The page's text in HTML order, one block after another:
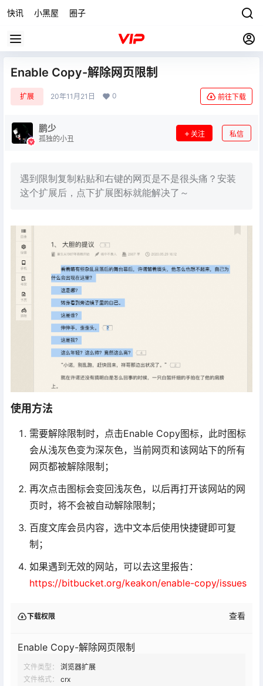
快讯 小黑屋 圈子
Enable Copy-解除网页限制
扩展 20年11月21日 0 前往下载
鹏少
孤独的小丑
关注 私信
遇到限制复制粘贴和右键的网页是不是很头痛？安装
这个扩展后，点下扩展图标就能解决了～
使用方法
需要解除限制时，点击Enable Copy图标，此时图标
会从浅灰色变为深灰色，当前网页和该网站下的所有
网页都被解除限制；
再次点击图标会变回浅灰色，以后再打开该网站的网
页时，将不会被自动解除限制；
百度文库会员内容，选中文本后使用快捷键即可复
制；
如果遇到无效的网站，可以去这里报告：
https://bitbucket.org/keakon/enable-copy/issues
下载权限 查看
Enable Copy-解除网页限制
文件类型：
浏览器扩展
文件格式：
crx